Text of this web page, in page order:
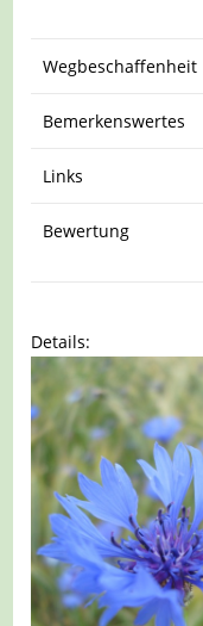
Wegbeschaffenheit
Bemerkenswertes
Links
Bewertung
Details: